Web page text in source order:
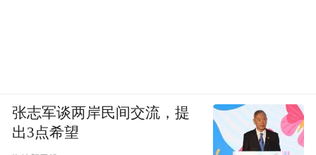
张志军谈两岸民间交流，提
出3点希望